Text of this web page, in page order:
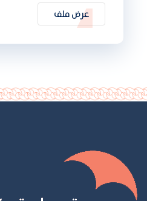
عرض ملف